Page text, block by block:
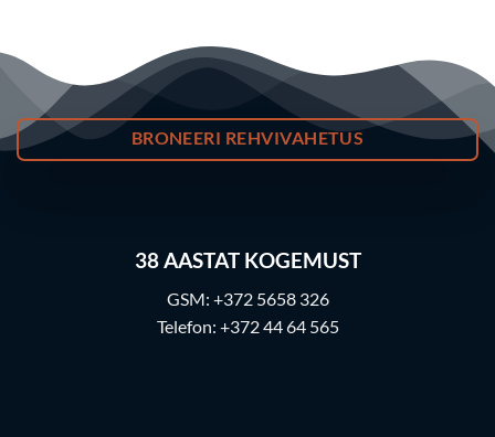
BRONEERI REHVIVAHETUS
38AASTAT KOGEMUST
GSM: +372 5658 326
Telefon: +372 44 64 565